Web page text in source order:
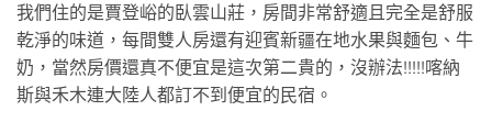
我們住的是賈登峪的臥雲山莊，房間非常舒適且完全是舒服
乾淨的味道，每間雙人房還有迎賓新疆在地水果與麵包、牛
奶，當然房價還真不便宜是這次第二貴的，沒辦法!!!!!喀納
斯與禾木連大陸人都訂不到便宜的民宿。